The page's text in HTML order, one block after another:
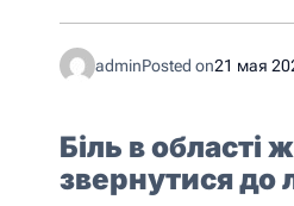
adminPosted on21 мая
Біль в
звернутися до